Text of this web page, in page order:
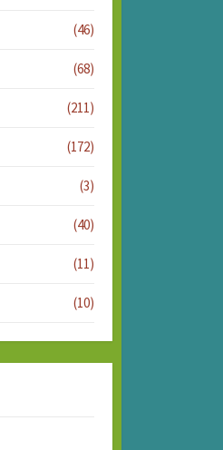
(46)
(68)
(211)
(172)
(3)
(40)
(11)
(10)